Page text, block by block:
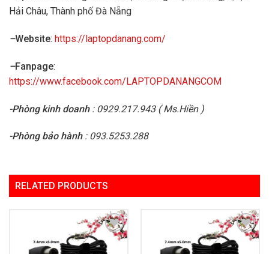
Hải Châu, Thành phố Đà Nẵng
–Website: https://laptopdanang.com/
–Fanpage:
https://www.facebook.com/LAPTOPDANANGCOM
-Phòng kinh doanh: 0929.217.943 ( Ms.Hiền )
-Phòng bảo hành: 093.5253.288
RELATED PRODUCTS
Add to
Wishlist
Add to
Wishlist